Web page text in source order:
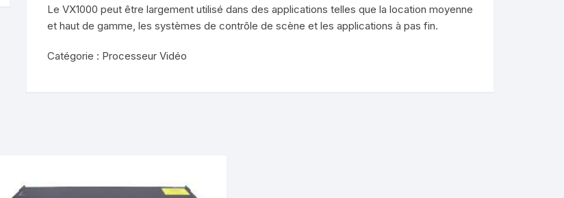
Amplificateur
Processeur
Haut parleur plafonnier
Haut Parleur Suspendu
Le VX1000 peut être largement utilisé dans des applications telles que la location moyenne
et haut de gamme, les systèmes de contrôle de scène et les applications à pas fin.
Catégorie : Processeur Vidéo